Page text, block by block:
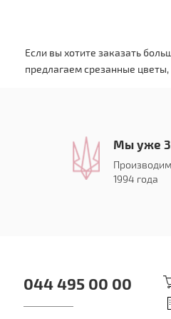
Если вы хотите заказать
предлагаем срезанные цветы,
Мы уже
1994 года
044 495 00 00